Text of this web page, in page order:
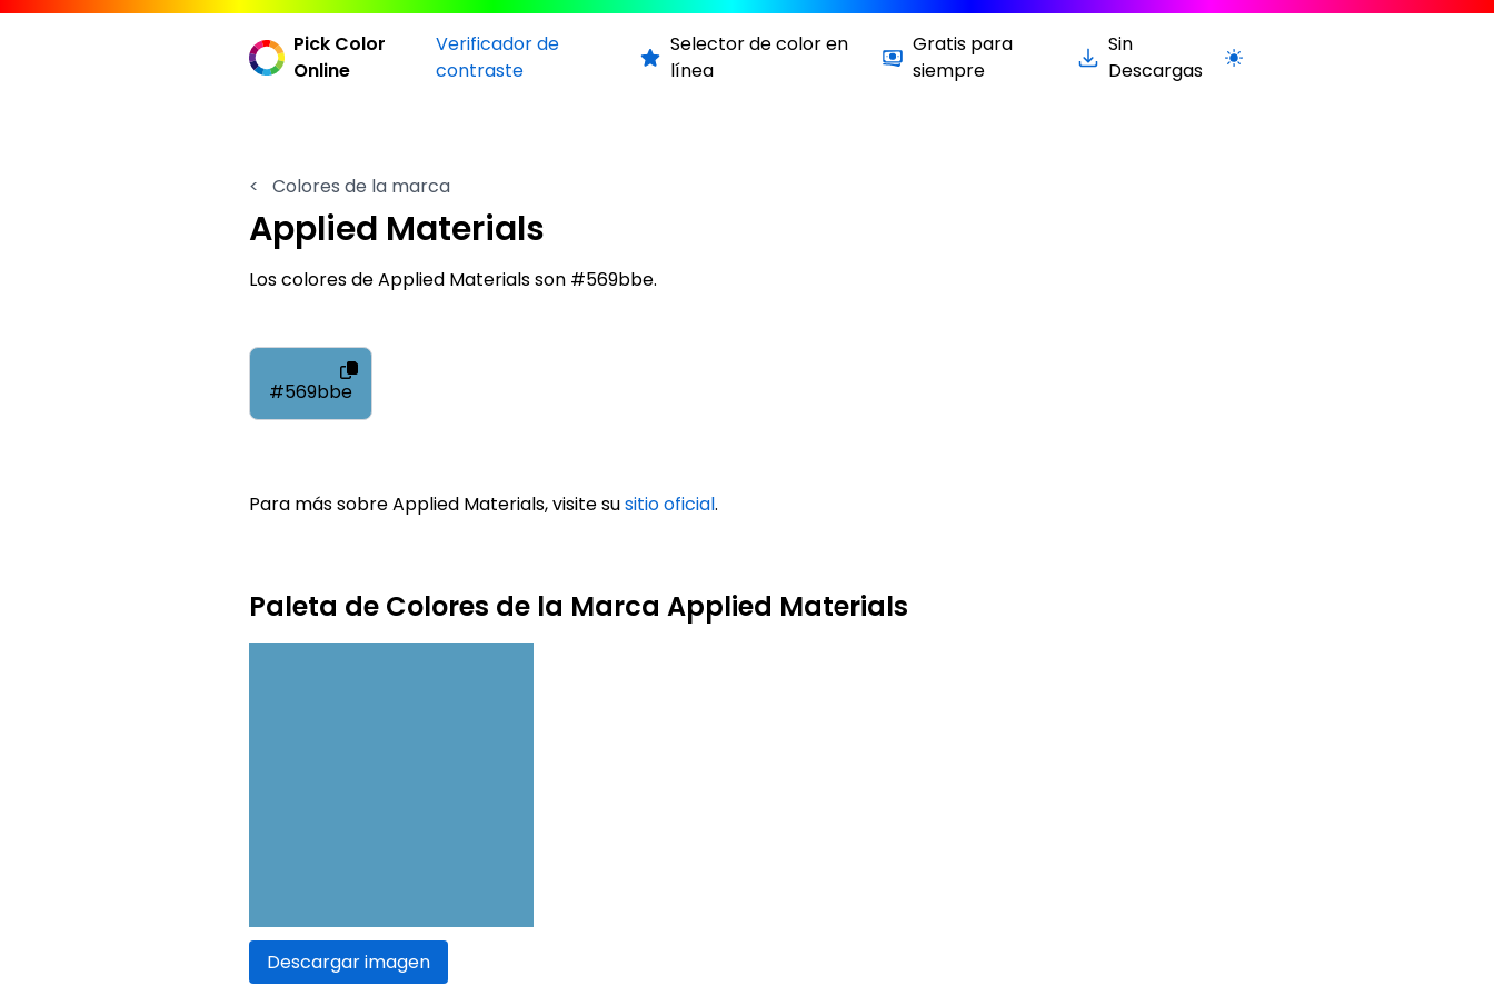
Pick Color
Online
Verificador de
contraste
Selector de color en
línea
Gratis para
siempre
Sin
Descargas
Cambiar a la versión clara / oscura
< Colores de la marca
Applied Materials
Los colores de Applied Materials son #569bbe.
#569bbe
Para más sobre Applied Materials, visite susitio oficial.
Paleta de Colores de la Marca Applied Materials
Descargar imagen